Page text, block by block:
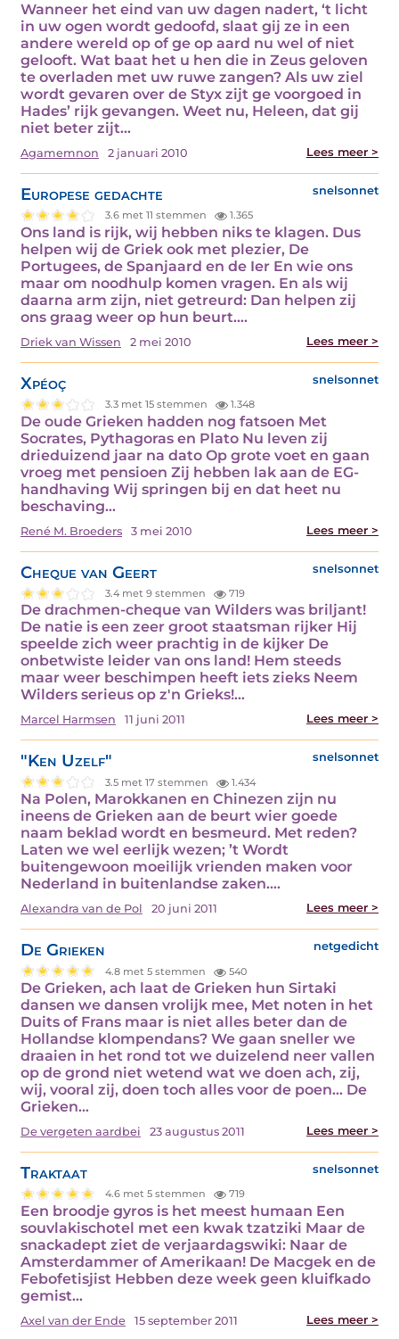
Wanneer het eind van uw dagen nadert, ‘t licht
in uw ogen wordt gedoofd, slaat gij ze in een
andere wereld op of ge op aard nu wel of niet
gelooft. Wat baat het u hen die in Zeus geloven
te overladen met uw ruwe zangen? Als uw ziel
wordt gevaren over de Styx zijt ge voorgoed in
Hades’ rijk gevangen. Weet nu, Heleen, dat gij
niet beter zijt…
Agamemnon 2 januari 2010 Lees meer >
Europese gedachte snelsonnet
3.6 met 11 stemmen 1.365
Ons land is rijk, wij hebben niks te klagen. Dus
helpen wij de Griek ook met plezier, De
Portugees, de Spanjaard en de Ier En wie ons
maar om noodhulp komen vragen. En als wij
daarna arm zijn, niet getreurd: Dan helpen zij
ons graag weer op hun beurt.…
Driek van Wissen 2 mei 2010 Lees meer >
Xpéoç snelsonnet
3.3 met 15 stemmen 1.348
De oude Grieken hadden nog fatsoen Met
Socrates, Pythagoras en Plato Nu leven zij
drieduizend jaar na dato Op grote voet en gaan
vroeg met pensioen Zij hebben lak aan de EG-
handhaving Wij springen bij en dat heet nu
beschaving…
René M. Broeders 3 mei 2010 Lees meer >
Cheque van Geert snelsonnet
3.4 met 9 stemmen 719
De drachmen-cheque van Wilders was briljant!
De natie is een zeer groot staatsman rijker Hij
speelde zich weer prachtig in de kijker De
onbetwiste leider van ons land! Hem steeds
maar weer beschimpen heeft iets zieks Neem
Wilders serieus op z'n Grieks!…
Marcel Harmsen 11 juni 2011 Lees meer >
"Ken Uzelf" snelsonnet
3.5 met 17 stemmen 1.434
Na Polen, Marokkanen en Chinezen zijn nu
ineens de Grieken aan de beurt wier goede
naam beklad wordt en besmeurd. Met reden?
Laten we wel eerlijk wezen; ’t Wordt
buitengewoon moeilijk vrienden maken voor
Nederland in buitenlandse zaken.…
Alexandra van de Pol 20 juni 2011 Lees meer >
De Grieken netgedicht
4.8 met 5 stemmen 540
De Grieken, ach laat de Grieken hun Sirtaki
dansen we dansen vrolijk mee, Met noten in het
Duits of Frans maar is niet alles beter dan de
Hollandse klompendans? We gaan sneller we
draaien in het rond tot we duizelend neer vallen
op de grond niet wetend wat we doen ach, zij,
wij, vooral zij, doen toch alles voor de poen... De
Grieken…
De vergeten aardbei 23 augustus 2011 Lees meer >
Traktaat snelsonnet
4.6 met 5 stemmen 719
Een broodje gyros is het meest humaan Een
souvlakischotel met een kwak tzatziki Maar de
snackadept ziet de verjaardagswiki: Naar de
Amsterdammer of Amerikaan! De Macgek en de
Febofetisjist Hebben deze week geen kluifkado
gemist…
Axel van der Ende 15 september 2011 Lees meer >